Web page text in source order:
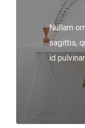
Nullam
sagittis,
id